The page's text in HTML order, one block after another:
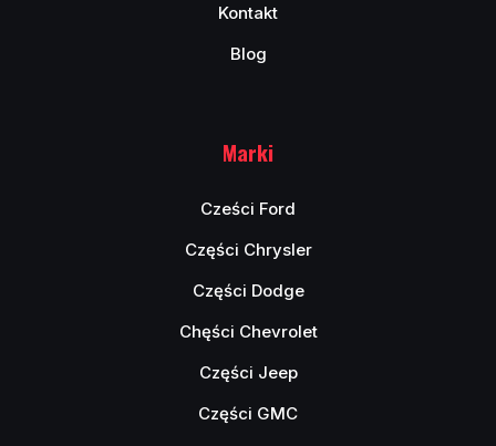
Kontakt
Blog
Marki
Cześci Ford
Części Chrysler
Części Dodge
Chęści Chevrolet
Części Jeep
Części GMC